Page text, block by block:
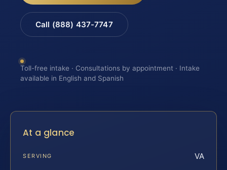
Call (888) 437-7747
Toll-free intake · Consultations by appointment · Intake
available in English and Spanish
At a glance
SERVING VA